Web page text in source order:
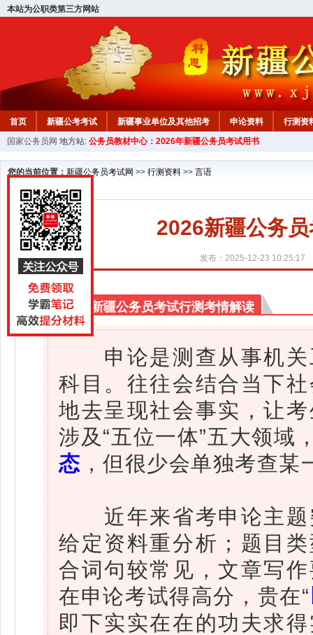
本站为公职类第三方网站
首页 新疆公考考试 新疆事业单位及其他招考 申论资料 行测资
新疆公务员行测试题 在线咨询 教材中心
国家公务员网 地方站: 公务员教材中心：2026年新疆公务员考试用书
您的当前位置： 新疆公务员考试网 >> 行测资料 >> 言语
2026新疆公务
发布：2025-12-23 10:25:17
2026 新疆公务员考试行测考情解读
申论是测查从事机关
科目。往往会结合当下
地去呈现社会事实，让
涉及“五位一体”五大领域
态 ，但很少会单独考查某
近年来省考申论主题
给定资料重分析；题目
合词句较常见，文章写
在申论考试得高分，贵在“
即下实实在在的功夫求